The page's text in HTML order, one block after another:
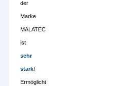
der
Marke
MALATEC
ist
sehr
stark!
Ermöglicht